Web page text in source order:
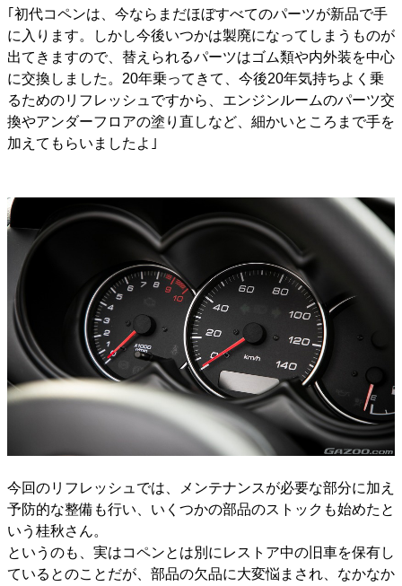
｢初代コペンは、今ならまだほぼすべてのパーツが新品で手
に入ります。しかし今後いつかは製廃になってしまうものが
出てきますので、替えられるパーツはゴム類や内外装を中心
に交換しました。20年乗ってきて、今後20年気持ちよく乗
るためのリフレッシュですから、エンジンルームのパーツ交
換やアンダーフロアの塗り直しなど、細かいところまで手を
加えてもらいましたよ｣
今回のリフレッシュでは、メンテナンスが必要な部分に加え
予防的な整備も行い、いくつかの部品のストックも始めたと
いう桂秋さん。
というのも、実はコペンとは別にレストア中の旧車を保有し
ているとのことだが、部品の欠品に大変悩まされ、なかなか